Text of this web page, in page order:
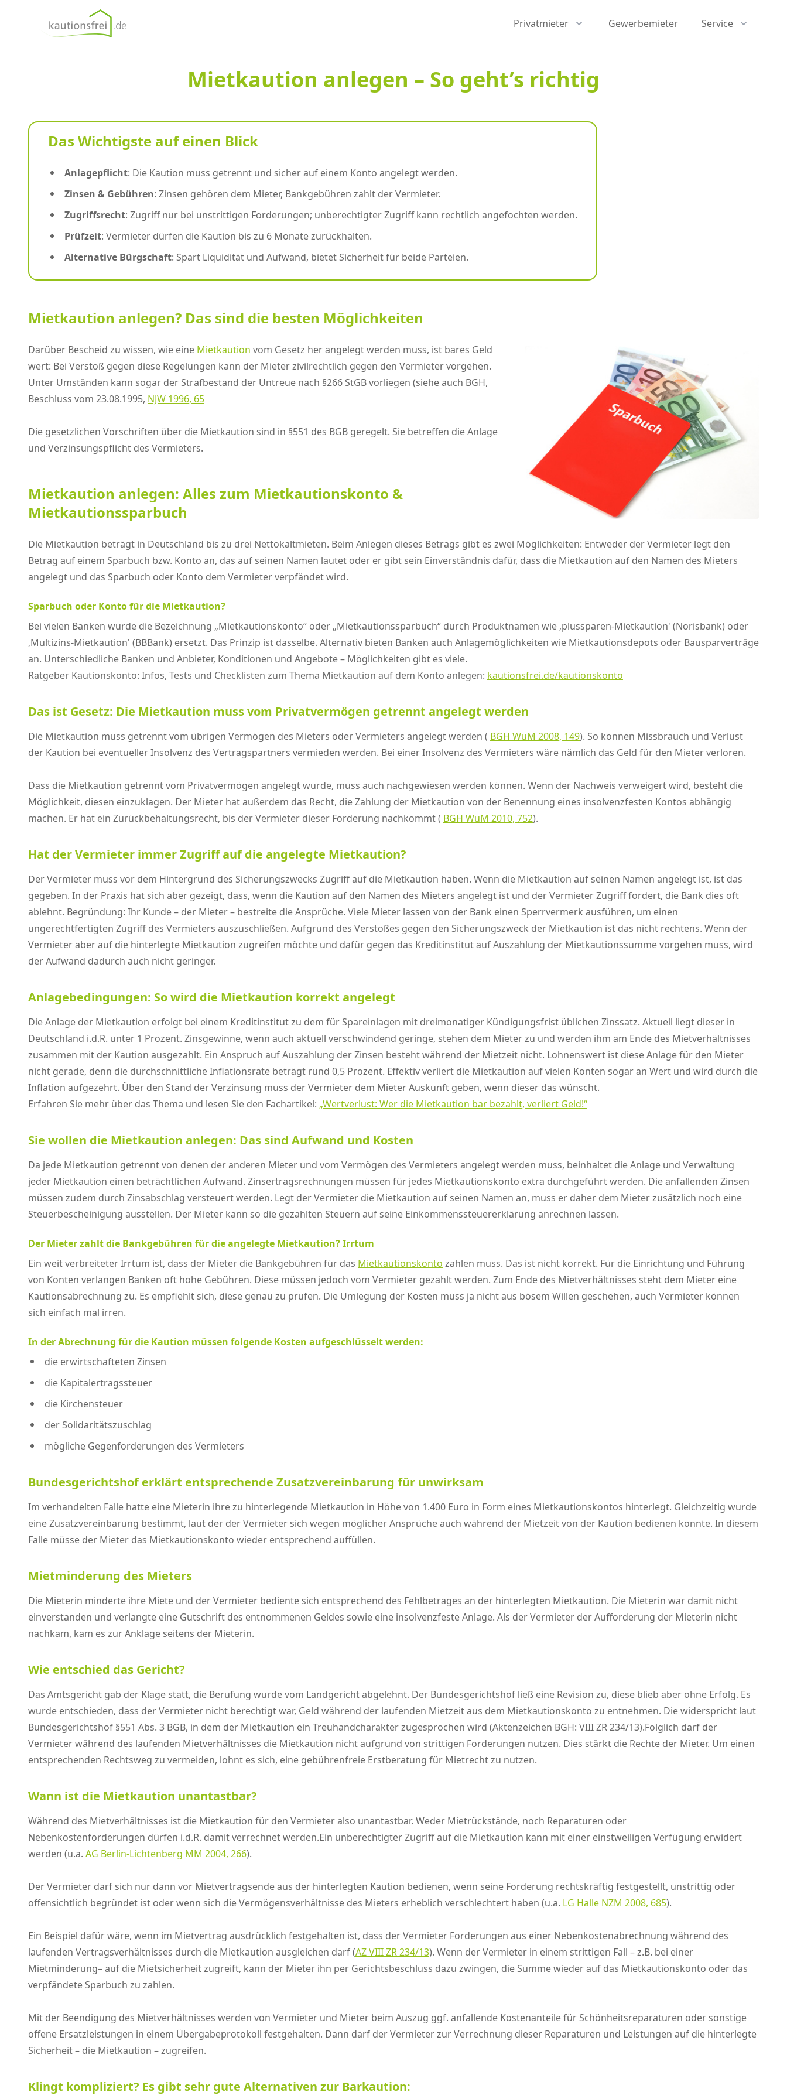
kautionsfrei.de
Privatmieter Gewerbemieter Service
Mietkaution anlegen – So geht’s richtig
Das Wichtigste auf einen Blick
Anlagepflicht: Die Kaution muss getrennt und sicher auf einem Konto angelegt werden.
Zinsen & Gebühren: Zinsen gehören dem Mieter, Bankgebühren zahlt der Vermieter.
Zugriffsrecht: Zugriff nur bei unstrittigen Forderungen; unberechtigter Zugriff kann rechtlich angefochten werden.
Prüfzeit: Vermieter dürfen die Kaution bis zu 6 Monate zurückhalten.
Alternative Bürgschaft: Spart Liquidität und Aufwand, bietet Sicherheit für beide Parteien.
Mietkaution anlegen? Das sind die besten Möglichkeiten
Darüber Bescheid zu wissen, wie eine Mietkaution vom Gesetz her angelegt werden muss, ist bares Geld
wert: Bei Verstoß gegen diese Regelungen kann der Mieter zivilrechtlich gegen den Vermieter vorgehen.
Unter Umständen kann sogar der Strafbestand der Untreue nach §266 StGB vorliegen (siehe auch BGH,
Beschluss vom 23.08.1995, NJW 1996, 65
Die gesetzlichen Vorschriften über die Mietkaution sind in §551 des BGB geregelt. Sie betreffen die Anlage
und Verzinsungspflicht des Vermieters.
Mietkaution anlegen: Alles zum Mietkautionskonto &
Mietkautionssparbuch
Die Mietkaution beträgt in Deutschland bis zu drei Nettokaltmieten. Beim Anlegen dieses Betrags gibt es zwei Möglichkeiten: Entweder der Vermieter legt den
Betrag auf einem Sparbuch bzw. Konto an, das auf seinen Namen lautet oder er gibt sein Einverständnis dafür, dass die Mietkaution auf den Namen des Mieters
angelegt und das Sparbuch oder Konto dem Vermieter verpfändet wird.
Sparbuch oder Konto für die Mietkaution?
Bei vielen Banken wurde die Bezeichnung „Mietkautionskonto“ oder „Mietkautionssparbuch“ durch Produktnamen wie ‚plussparen-Mietkaution' (Norisbank) oder
‚Multizins-Mietkaution' (BBBank) ersetzt. Das Prinzip ist dasselbe. Alternativ bieten Banken auch Anlagemöglichkeiten wie Mietkautionsdepots oder Bausparverträge
an. Unterschiedliche Banken und Anbieter, Konditionen und Angebote – Möglichkeiten gibt es viele.
Ratgeber Kautionskonto: Infos, Tests und Checklisten zum Thema Mietkaution auf dem Konto anlegen: kautionsfrei.de/kautionskonto
Das ist Gesetz: Die Mietkaution muss vom Privatvermögen getrennt angelegt werden
Die Mietkaution muss getrennt vom übrigen Vermögen des Mieters oder Vermieters angelegt werden ( BGH WuM 2008, 149). So können Missbrauch und Verlust
der Kaution bei eventueller Insolvenz des Vertragspartners vermieden werden. Bei einer Insolvenz des Vermieters wäre nämlich das Geld für den Mieter verloren.
Dass die Mietkaution getrennt vom Privatvermögen angelegt wurde, muss auch nachgewiesen werden können. Wenn der Nachweis verweigert wird, besteht die
Möglichkeit, diesen einzuklagen. Der Mieter hat außerdem das Recht, die Zahlung der Mietkaution von der Benennung eines insolvenzfesten Kontos abhängig
machen. Er hat ein Zurückbehaltungsrecht, bis der Vermieter dieser Forderung nachkommt ( BGH WuM 2010, 752).
Hat der Vermieter immer Zugriff auf die angelegte Mietkaution?
Der Vermieter muss vor dem Hintergrund des Sicherungszwecks Zugriff auf die Mietkaution haben. Wenn die Mietkaution auf seinen Namen angelegt ist, ist das
gegeben. In der Praxis hat sich aber gezeigt, dass, wenn die Kaution auf den Namen des Mieters angelegt ist und der Vermieter Zugriff fordert, die Bank dies oft
ablehnt. Begründung: Ihr Kunde – der Mieter – bestreite die Ansprüche. Viele Mieter lassen von der Bank einen Sperrvermerk ausführen, um einen
ungerechtfertigten Zugriff des Vermieters auszuschließen. Aufgrund des Verstoßes gegen den Sicherungszweck der Mietkaution ist das nicht rechtens. Wenn der
Vermieter aber auf die hinterlegte Mietkaution zugreifen möchte und dafür gegen das Kreditinstitut auf Auszahlung der Mietkautionssumme vorgehen muss, wird
der Aufwand dadurch auch nicht geringer.
Anlagebedingungen: So wird die Mietkaution korrekt angelegt
Die Anlage der Mietkaution erfolgt bei einem Kreditinstitut zu dem für Spareinlagen mit dreimonatiger Kündigungsfrist üblichen Zinssatz. Aktuell liegt dieser in
Deutschland i.d.R. unter 1 Prozent. Zinsgewinne, wenn auch aktuell verschwindend geringe, stehen dem Mieter zu und werden ihm am Ende des Mietverhältnisses
zusammen mit der Kaution ausgezahlt. Ein Anspruch auf Auszahlung der Zinsen besteht während der Mietzeit nicht. Lohnenswert ist diese Anlage für den Mieter
nicht gerade, denn die durchschnittliche Inflationsrate beträgt rund 0,5 Prozent. Effektiv verliert die Mietkaution auf vielen Konten sogar an Wert und wird durch die
Inflation aufgezehrt. Über den Stand der Verzinsung muss der Vermieter dem Mieter Auskunft geben, wenn dieser das wünscht.
Erfahren Sie mehr über das Thema und lesen Sie den Fachartikel: „Wertverlust: Wer die Mietkaution bar bezahlt, verliert Geld!“
Sie wollen die Mietkaution anlegen: Das sind Aufwand und Kosten
Da jede Mietkaution getrennt von denen der anderen Mieter und vom Vermögen des Vermieters angelegt werden muss, beinhaltet die Anlage und Verwaltung
jeder Mietkaution einen beträchtlichen Aufwand. Zinsertragsrechnungen müssen für jedes Mietkautionskonto extra durchgeführt werden. Die anfallenden Zinsen
müssen zudem durch Zinsabschlag versteuert werden. Legt der Vermieter die Mietkaution auf seinen Namen an, muss er daher dem Mieter zusätzlich noch eine
Steuerbescheinigung ausstellen. Der Mieter kann so die gezahlten Steuern auf seine Einkommenssteuererklärung anrechnen lassen.
Der Mieter zahlt die Bankgebühren für die angelegte Mietkaution? Irrtum
Ein weit verbreiteter Irrtum ist, dass der Mieter die Bankgebühren für das Mietkautionskonto zahlen muss. Das ist nicht korrekt. Für die Einrichtung und Führung
von Konten verlangen Banken oft hohe Gebühren. Diese müssen jedoch vom Vermieter gezahlt werden. Zum Ende des Mietverhältnisses steht dem Mieter eine
Kautionsabrechnung zu. Es empfiehlt sich, diese genau zu prüfen. Die Umlegung der Kosten muss ja nicht aus bösem Willen geschehen, auch Vermieter können
sich einfach mal irren.
In der Abrechnung für die Kaution müssen folgende Kosten aufgeschlüsselt werden:
die erwirtschafteten Zinsen
die Kapitalertragssteuer
die Kirchensteuer
der Solidaritätszuschlag
mögliche Gegenforderungen des Vermieters
Bundesgerichtshof erklärt entsprechende Zusatzvereinbarung für unwirksam
Im verhandelten Falle hatte eine Mieterin ihre zu hinterlegende Mietkaution in Höhe von 1.400 Euro in Form eines Mietkautionskontos hinterlegt. Gleichzeitig wurde
eine Zusatzvereinbarung bestimmt, laut der der Vermieter sich wegen möglicher Ansprüche auch während der Mietzeit von der Kaution bedienen konnte. In diesem
Falle müsse der Mieter das Mietkautionskonto wieder entsprechend auffüllen.
Mietminderung des Mieters
Die Mieterin minderte ihre Miete und der Vermieter bediente sich entsprechend des Fehlbetrages an der hinterlegten Mietkaution. Die Mieterin war damit nicht
einverstanden und verlangte eine Gutschrift des entnommenen Geldes sowie eine insolvenzfeste Anlage. Als der Vermieter der Aufforderung der Mieterin nicht
nachkam, kam es zur Anklage seitens der Mieterin.
Wie entschied das Gericht?
Das Amtsgericht gab der Klage statt, die Berufung wurde vom Landgericht abgelehnt. Der Bundesgerichtshof ließ eine Revision zu, diese blieb aber ohne Erfolg. Es
wurde entschieden, dass der Vermieter nicht berechtigt war, Geld während der laufenden Mietzeit aus dem Mietkautionskonto zu entnehmen. Die widerspricht laut
Bundesgerichtshof §551 Abs. 3 BGB, in dem der Mietkaution ein Treuhandcharakter zugesprochen wird (Aktenzeichen BGH: VIII ZR 234/13).Folglich darf der
Vermieter während des laufenden Mietverhältnisses die Mietkaution nicht aufgrund von strittigen Forderungen nutzen. Dies stärkt die Rechte der Mieter. Um einen
entsprechenden Rechtsweg zu vermeiden, lohnt es sich, eine gebührenfreie Erstberatung für Mietrecht zu nutzen.
Wann ist die Mietkaution unantastbar?
Während des Mietverhältnisses ist die Mietkaution für den Vermieter also unantastbar. Weder Mietrückstände, noch Reparaturen oder
Nebenkostenforderungen dürfen i.d.R. damit verrechnet werden.Ein unberechtigter Zugriff auf die Mietkaution kann mit einer einstweiligen Verfügung erwidert
werden (u.a. AG Berlin-Lichtenberg MM 2004, 266).
Der Vermieter darf sich nur dann vor Mietvertragsende aus der hinterlegten Kaution bedienen, wenn seine Forderung rechtskräftig festgestellt, unstrittig oder
offensichtlich begründet ist oder wenn sich die Vermögensverhältnisse des Mieters erheblich verschlechtert haben (u.a. LG Halle NZM 2008, 685).
Ein Beispiel dafür wäre, wenn im Mietvertrag ausdrücklich festgehalten ist, dass der Vermieter Forderungen aus einer Nebenkostenabrechnung während des
laufenden Vertragsverhältnisses durch die Mietkaution ausgleichen darf (AZ VIII ZR 234/13). Wenn der Vermieter in einem strittigen Fall – z.B. bei einer
Mietminderung– auf die Mietsicherheit zugreift, kann der Mieter ihn per Gerichtsbeschluss dazu zwingen, die Summe wieder auf das Mietkautionskonto oder das
verpfändete Sparbuch zu zahlen.
Mit der Beendigung des Mietverhältnisses werden von Vermieter und Mieter beim Auszug ggf. anfallende Kostenanteile für Schönheitsreparaturen oder sonstige
offene Ersatzleistungen in einem Übergabeprotokoll festgehalten. Dann darf der Vermieter zur Verrechnung dieser Reparaturen und Leistungen auf die hinterlegte
Sicherheit – die Mietkaution – zugreifen.
Klingt kompliziert? Es gibt sehr gute Alternativen zur Barkaution: